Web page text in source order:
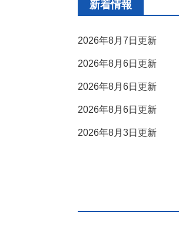
新着情報
2026年8月7日更新
2026年8月6日更新
2026年8月6日更新
2026年8月6日更新
2026年8月3日更新